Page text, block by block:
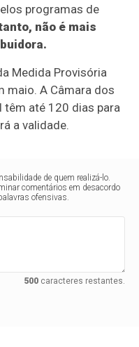
programas de
não é mais
Medida Provisória
maio. A Câmara dos
têm até 120 dias para
a validade.
de quem realizá-lo.
comentários em desacordo
ofensivas.
500caracteres restantes.